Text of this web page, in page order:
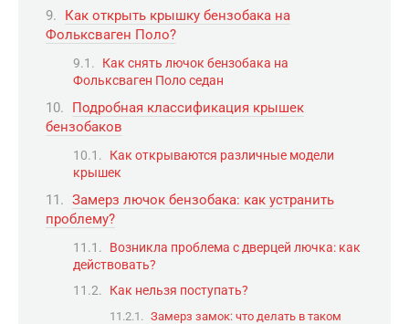
Как открыть крышку бензобака на
Фольксваген Поло?
Как снять лючок бензобака на
Фольксваген Поло седан
Подробная классификация крышек
бензобаков
Как открываются различные модели
крышек
Замерз лючок бензобака: как устранить
проблему?
Возникла проблема с дверцей лючка: как
действовать?
Как нельзя поступать?
Замерз замок: что делать в таком